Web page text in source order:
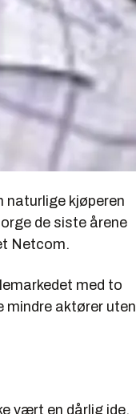
naturlige kjøperen
de siste årene
Netcom.
med to
mindre aktører uten
vært en dårlig ide,